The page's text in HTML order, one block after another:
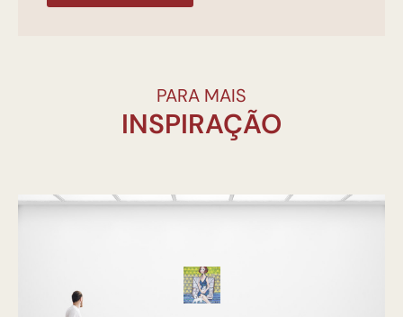
PARA MAIS
INSPIRAÇÃO